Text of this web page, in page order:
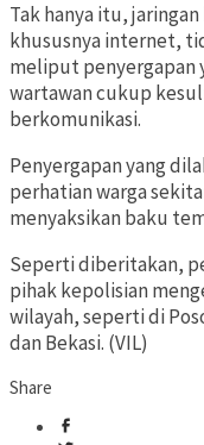
Tak hanya itu,
khususnya internet,
meliput penyergapan
wartawan cukup
berkomunikasi.
Penyergapan yang
perhatian warga
menyaksikan baku
Seperti diberitakan,
pihak kepolisian
wilayah, seperti di
dan Bekasi. (VIL)
Share